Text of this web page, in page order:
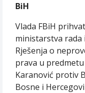
BiH
Vlada FBiH
ministarstva rada
Rješenja o
prava u
Karanović protiv
Bosne i